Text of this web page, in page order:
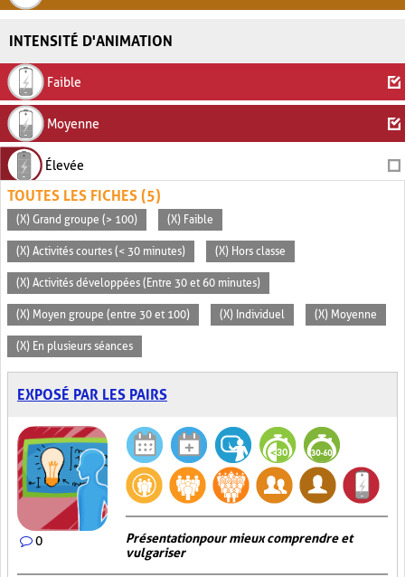
INTENSITÉ D'ANIMATION
Faible
Moyenne
Élevée
TOUTES LES FICHES (5)
(X) Grand groupe (> 100) (X) Faible
(X) Activités courtes (< 30 minutes) (X) Hors classe
(X) Activités développées (Entre 30 et 60 minutes)
(X) Moyen groupe (entre 30 et 100) (X) Individuel (X) Moyenne
(X) En plusieurs séances
EXPOSÉ PAR LES PAIRS
0
Présentation pour mieux comprendre et
vulgariser